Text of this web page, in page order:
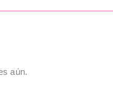
aún.